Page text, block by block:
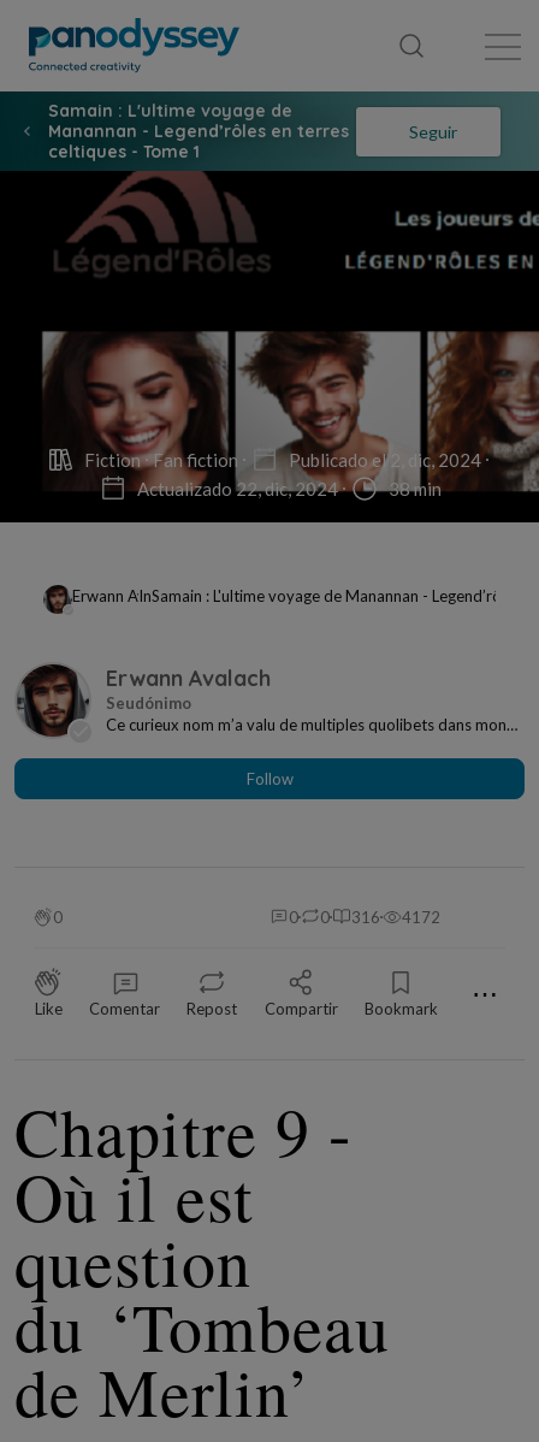
Samain : L'ultime voyage de
Manannan - Legend’rôles en terres
celtiques - Tome 1
Seguir
Fiction Fan fiction
Publicado el 2, dic, 2024
Actualizado 22, dic, 2024
38 min
Erwann Avalach
InSamain : L'ultime voyage de Manannan - Legend’rôles
Erwann Avalach
Ce curieux nom m’a valu de multiples quolibets dans mon
Follow
0 0 0 316 4172
Like Comentar Repost Compartir Bookmark ⋯
Chapitre 9 -
Où il est
question
du ‘Tombeau
de Merlin’